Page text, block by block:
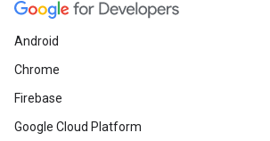
Android
Chrome
Firebase
Google Cloud Platform